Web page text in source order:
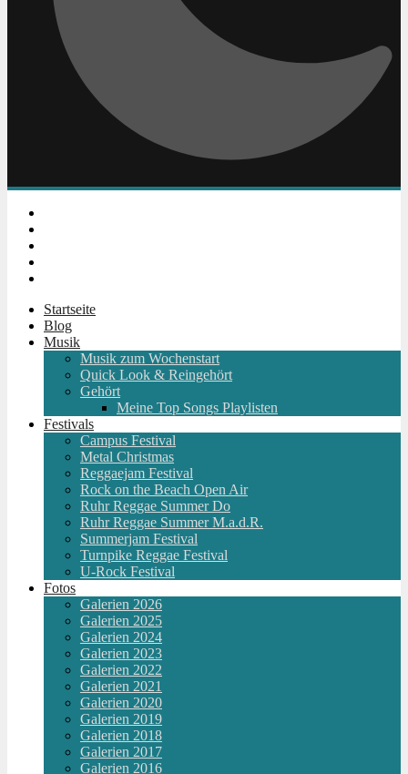
Startseite
Blog
Musik
Musik zum Wochenstart
Quick Look & Reingehört
Gehört
Meine Top Songs Playlisten
Festivals
Campus Festival
Metal Christmas
Reggaejam Festival
Rock on the Beach Open Air
Ruhr Reggae Summer Do
Ruhr Reggae Summer M.a.d.R.
Summerjam Festival
Turnpike Reggae Festival
U-Rock Festival
Fotos
Galerien 2026
Galerien 2025
Galerien 2024
Galerien 2023
Galerien 2022
Galerien 2021
Galerien 2020
Galerien 2019
Galerien 2018
Galerien 2017
Galerien 2016